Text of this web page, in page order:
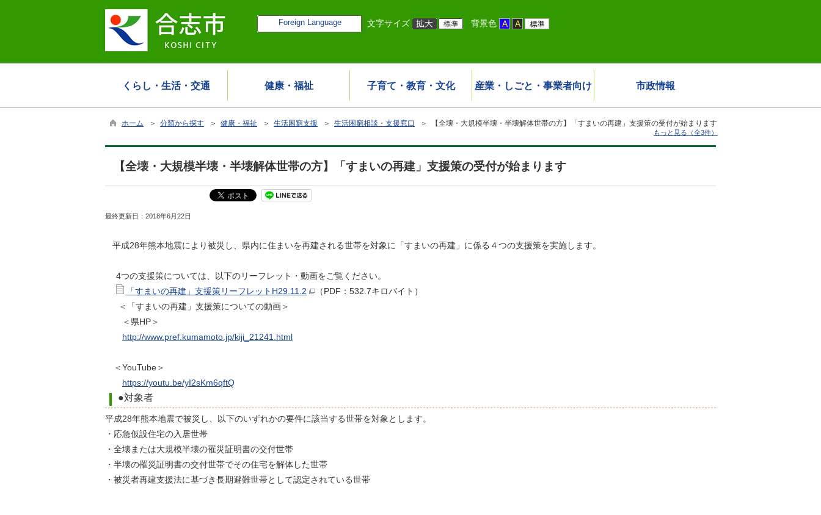
Foreign Language 文字サイズ 背景色
くらし・生活・交通 健康・福祉 子育て・教育・文化 産業・しごと・事業者向け 市政情報
ホーム ＞ 分類から探す ＞ 健康・福祉 ＞ 生活困窮支援 ＞ 生活困窮相談・支援窓口 ＞ 【全壊・大規模半壊・半壊解体世帯の方】「すまいの再建」支援策の受付が始まります
もっと見る（全3件）
【全壊・大規模半壊・半壊解体世帯の方】「すまいの再建」支援策の受付が始まります
最終更新日： 2018年6月22日
平成28年熊本地震により被災し、県内に住まいを再建される世帯を対象に「すまいの再建」に係る４つの支援策を実施します。
4つの支援策については、以下のリーフレット・動画をご覧ください。
「すまいの再建」支援策リーフレットH29.11.2
（PDF：532.7キロバイト）
＜「すまいの再建」支援策についての動画＞
＜県HP＞
http://www.pref.kumamoto.jp/kiji_21241.html
＜YouTube＞
https://youtu.be/yI2sKm6qftQ
●対象者
平成28年熊本地震で被災し、以下のいずれかの要件に該当する世帯を対象とします。
・応急仮設住宅の入居世帯
・全壊または大規模半壊の罹災証明書の交付世帯
・半壊の罹災証明書の交付世帯でその住宅を解体した世帯
・被災者再建支援法に基づき長期避難世帯として認定されている世帯